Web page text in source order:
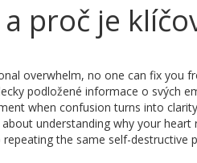
proč je
overwhelm, no one can fix you
podložené informace o svých
when confusion turns into
understanding why your heart
the same self-destructive